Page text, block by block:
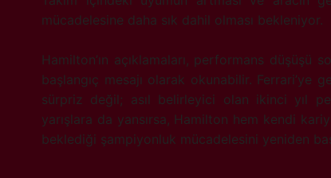
mücadelesine daha sık dahil olması bekleniyor.
Hamilton’ın açıklamaları, performans düşüşü
başlangıç mesajı olarak okunabilir.
sürpriz değil; asıl belirleyici olan ikinci yıl
yarışlara da yansırsa, Hamilton hem kendi
beklediği şampiyonluk mücadelesini yeniden